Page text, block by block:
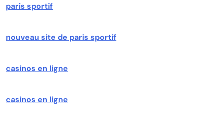
paris sportif
nouveau site de paris sportif
casinos en ligne
casinos en ligne